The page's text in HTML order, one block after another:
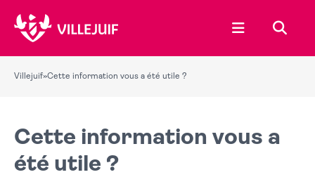
Ouvrir le
Villejuif»Cette information vous a été utile ?
Cette information vous a
été utile ?